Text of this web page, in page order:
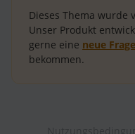
Dieses Thema wurde
Unser Produkt
gerne eine neue Frage
bekommen.